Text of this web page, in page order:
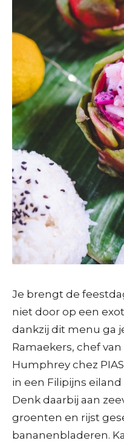
Je brengt de
niet door op een
dankzij dit menu ga
Ramaekers, chef
Humphrey chez
in een Filipijns
Denk daarbij aan
groenten en rijst
bananenbladeren.